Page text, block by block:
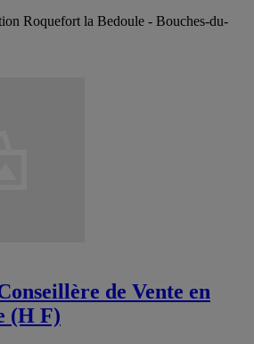
Roquefort la Bedoule - Bouches-du-
de Vente en
(H F)